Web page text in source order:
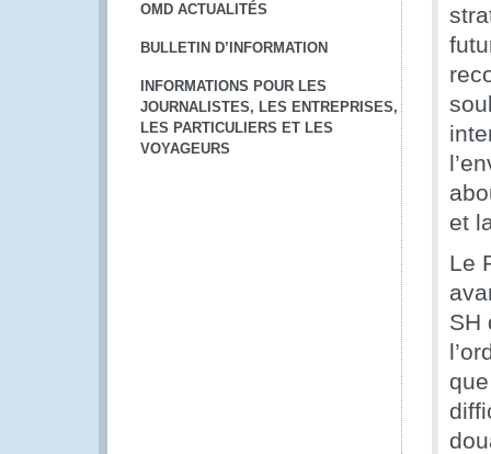
OMD ACTUALITÉS
BULLETIN D’INFORMATION
INFORMATIONS POUR LES
JOURNALISTES, LES ENTREPRISES,
LES PARTICULIERS ET LES
VOYAGEURS
et
Le
SH